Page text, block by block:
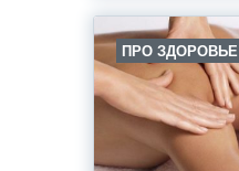
ПРО ЗДОРОВЬЕ